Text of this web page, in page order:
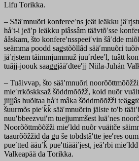
Lifu Torikka.
– Sääʹmnuõri konfereeʹns jeät leäkku
håʹt-i jeäʹp leäkku piâssâm täävtõʹsse
ååskam, što konfereʹnsspeeiʹvin šâʹdde
seämma poodd saǥstõõllâd sääʹmnuõri
jäʹrjstem tåimmjummuž juuʹrdeeʹl, tuâtt
tuâjj-joouk saaǥǥjååʹđteeʹjj Niila-Juhán
– Tuäivvap, što sääʹmnuõri
mieʹrrkõskksaž šõddmõõžž, koid nuõr
jiijjâs huõltaa håʹt mâka šõddmõõžži
šuurmõs pieʹǩǩ sääʹmnuõrin jälste toʹb
nuuʹbbeezvuiʹm tuejjummšest luäʹnes
Noorõõttmõõžži mieʹldd nuõr vuäitče
taaurõõžžid da ǥu še tobdstâʹtte jeeʹres
pueʹtted ääuʹǩ pueʹttiääiʹjest, jeäʹrbi
Valkeapää da Torikka.